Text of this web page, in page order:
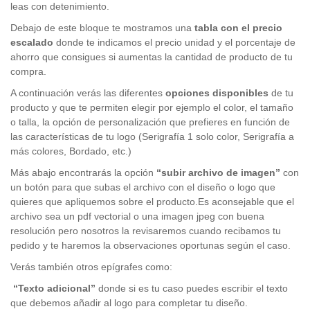
leas con detenimiento.
Debajo de este bloque te mostramos una tabla con el precio
escalado donde te indicamos el precio unidad y el porcentaje de
ahorro que consigues si aumentas la cantidad de producto de tu
compra.
A continuación verás las diferentes opciones disponibles de tu
producto y que te permiten elegir por ejemplo el color, el tamaño
o talla, la opción de personalización que prefieres en función de
las características de tu logo (Serigrafía 1 solo color, Serigrafía a
más colores, Bordado, etc.)
Más abajo encontrarás la opción “subir archivo de imagen” con
un botón para que subas el archivo con el diseño o logo que
quieres que apliquemos sobre el producto.Es aconsejable que el
archivo sea un pdf vectorial o una imagen jpeg con buena
resolución pero nosotros la revisaremos cuando recibamos tu
pedido y te haremos la observaciones oportunas según el caso.
Verás también otros epígrafes como:
“Texto adicional” donde si es tu caso puedes escribir el texto
que debemos añadir al logo para completar tu diseño.